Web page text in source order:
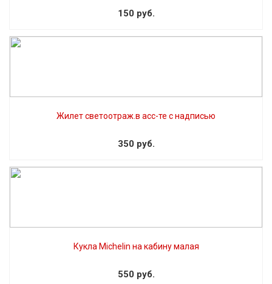
150 руб.
Жилет светоотраж.в асс-те с надписью
350 руб.
Кукла Michelin на кабину малая
550 руб.